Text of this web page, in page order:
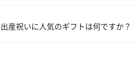
02 ベビー寝具・家具
出産祝いに人気のギフトは何ですか？